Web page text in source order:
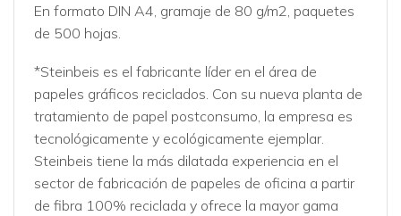
En formato DIN A4, gramaje de 80 g/m2, paquetes
de 500 hojas.
*Steinbeis es el fabricante líder en el área de
papeles gráficos reciclados. Con su nueva planta de
tratamiento de papel postconsumo, la empresa es
tecnológicamente y ecológicamente ejemplar.
Steinbeis tiene la más dilatada experiencia en el
sector de fabricación de papeles de oficina a partir
de fibra 100% reciclada y ofrece la mayor gama